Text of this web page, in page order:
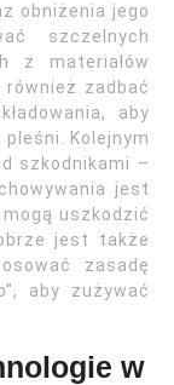
obniżenia jego
szczelnych
z materiałów
również zadbać
aby
Kolejnym
szkodnikami –
jest
uszkodzić
jest także
zasadę
aby zużywać
w